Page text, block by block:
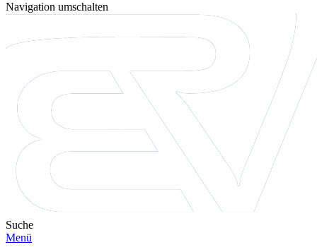
Navigation umschalten
Suche
Menü